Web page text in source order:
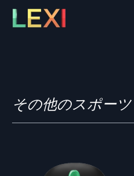
Skip
その他のスポーツ